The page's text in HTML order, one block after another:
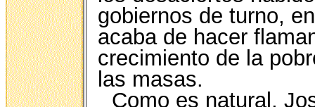
gobiernos de turno,
acaba de hacer
crecimiento de la
las masas.
Como es natural,